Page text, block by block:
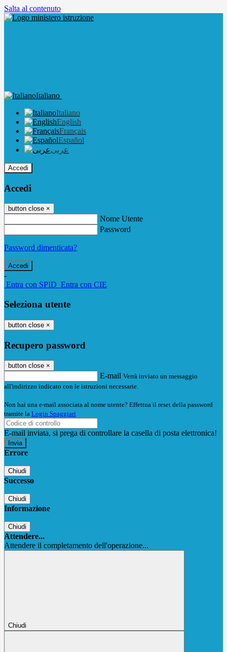
Salta al contenuto
Italiano
Italiano
English
Français
Español
عربى
Accedi
Accedi
button close ×
Nome Utente
Password
Password dimenticata?
-
Entra con SPID Entra con CIE
Seleziona utente
button close ×
Recupero password
button close ×
E-mail Verrà inviato un messaggio
all'indirizzo indicato con le istruzioni necessarie.
Non hai una e-mail associata al nome utente? Effettua il reset della password
tramite la Login Spaggiari
E-mail inviata, si prega di controllare la casella di posta elettronica!
Errore
Chiudi
Successo
Chiudi
Informazione
Chiudi
Attendere...
Attendere il completamento dell'operazione...
Chiudi